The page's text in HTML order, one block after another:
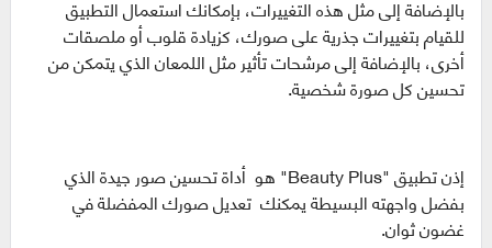
بالإضافة إلى مثل هذه التغييرات، بإمكانك استعمال التطبيق
للقيام بتغييرات جذرية على صورك، كزيادة قلوب أو ملصقات
أخرى، بالإضافة إلى مرشحات تأثير مثل اللمعان الذي يتمكن من
تحسين كل صورة شخصية.
إذن تطبيق "Beauty Plus" هو أداة تحسين صور جيدة الذي
بفضل واجهته البسيطة يمكنك تعديل صورك المفضلة في
غضون ثوان.